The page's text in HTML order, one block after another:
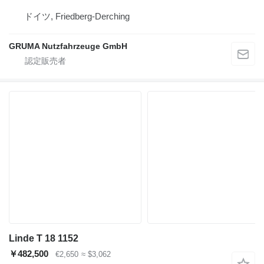
ドイツ, Friedberg-Derching
GRUMA Nutzfahrzeuge GmbH
Linde T 18 1152
￥482,500
€2,650 ≈ $3,062